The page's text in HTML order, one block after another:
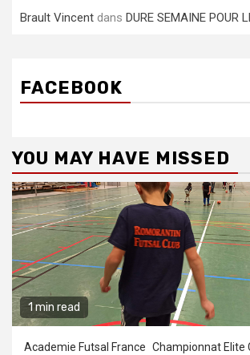
Brault Vincent dans DURE SEMAINE POUR
FACEBOOK
YOU MAY HAVE MISSED
1 min read
Academie Futsal France Championnat Elite